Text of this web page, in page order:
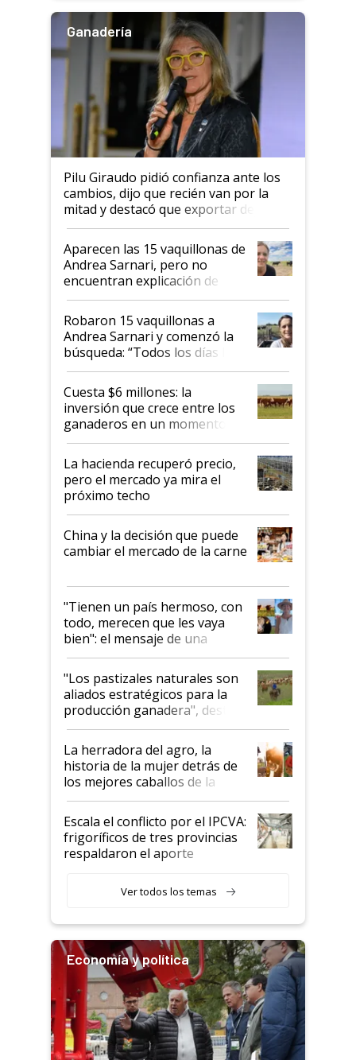
Ganadería
Pilu Giraudo pidió confianza ante los
cambios, dijo que recién van por la
mitad y destacó que exportar dejó de
ser "para unos pocos": "Tenemos un
mandato muy claro del gobierno
nacional"
Aparecen las 15 vaquillonas de
Andrea Sarnari, pero no
encuentran explicación de
cómo llegaron allí
Robaron 15 vaquillonas a
Andrea Sarnari y comenzó la
búsqueda: “Todos los días le
toca a algún productor”
Cuesta $6 millones: la
inversión que crece entre los
ganaderos en un momento
histórico para la actividad
La hacienda recuperó precio,
pero el mercado ya mira el
próximo techo
China y la decisión que puede
cambiar el mercado de la carne
"Tienen un país hermoso, con
todo, merecen que les vaya
bien": el mensaje de una
ganadera uruguaya sobre las
oportunidades que se abren
para el agro en Argentina, con
foco en la carne
"Los pastizales naturales son
aliados estratégicos para la
producción ganadera", destaca
la iniciativa que ya reúne a 46
establecimientos en Argentina
La herradora del agro, la
historia de la mujer detrás de
los mejores caballos de la
Argentina y los mitos que
todavía hacen sufrir a estos
animales: "Mientras me
descalificaban, yo seguí
haciendo currículum"
Escala el conflicto por el IPCVA:
frigoríficos de tres provincias
respaldaron el aporte
Ver todos los temas
Economía y política